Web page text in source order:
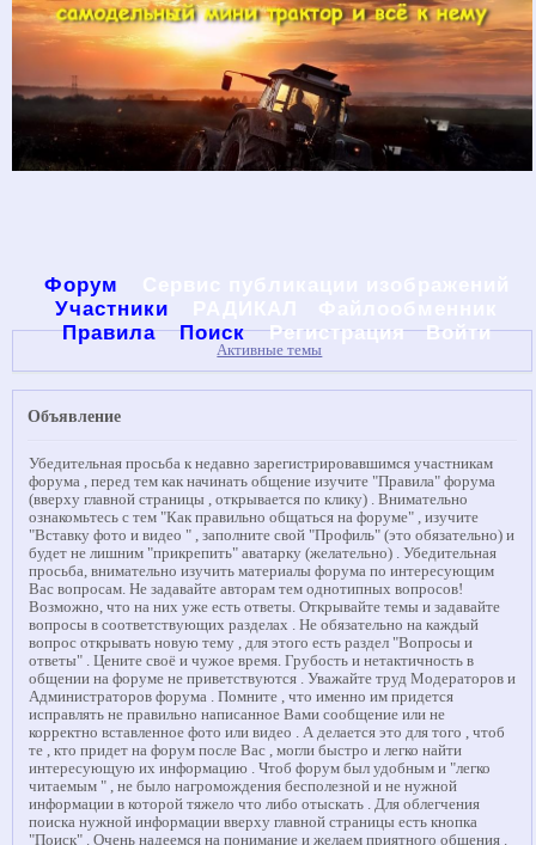
Форум
Участники
Правила
Поиск Регистрация Войти
Активные темы
Объявление
Убедительная просьба к недавно зарегистрировавшимся участникам
форума , перед тем как начинать общение изучите "Правила" форума
(вверху главной страницы , открывается по клику) . Внимательно
ознакомьтесь с тем "Как правильно общаться на форуме" , изучите
"Вставку фото и видео " , заполните свой "Профиль" (это обязательно) и
будет не лишним "прикрепить" аватарку (желательно) . Убедительная
просьба, внимательно изучить материалы форума по интересующим
Вас вопросам. Не задавайте авторам тем однотипных вопросов!
Возможно, что на них уже есть ответы. Открывайте темы и задавайте
вопросы в соответствующих разделах . Не обязательно на каждый
вопрос открывать новую тему , для этого есть раздел "Вопросы и
ответы" . Цените своё и чужое время. Грубость и нетактичность в
общении на форуме не приветствуются . Уважайте труд Модераторов и
Администраторов форума . Помните , что именно им придется
исправлять не правильно написанное Вами сообщение или не
корректно вставленное фото или видео . А делается это для того , чтоб
те , кто придет на форум после Вас , могли быстро и легко найти
интересующую их информацию . Чтоб форум был удобным и "легко
читаемым " , не было нагромождения бесполезной и не нужной
информации в которой тяжело что либо отыскать . Для облегчения
поиска нужной информации вверху главной страницы есть кнопка
"Поиск" . Очень надеемся на понимание и желаем приятного общения .